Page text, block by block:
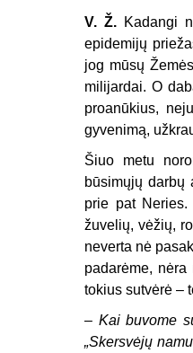
V. Ž.Kadangi
epidemijų
jog mūsų
milijardai. O
proanūkius,
gyvenimą,
Šiuo metu
būsimųjų darbų
prie pat
žuvelių, vėžių,
neverta nė
padarėme,
tokius sutvėrė –
– Kai buvome
„Skersvėjų